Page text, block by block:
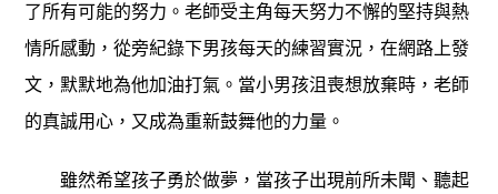
了所有可能的努力。老師受主角每天努力不懈的堅持與熱
情所感動，從旁紀錄下男孩每天的練習實況，在網路上發
文，默默地為他加油打氣。當小男孩沮喪想放棄時，老師
的真誠用心，又成為重新鼓舞他的力量。
雖然希望孩子勇於做夢，當孩子出現前所未聞、聽起